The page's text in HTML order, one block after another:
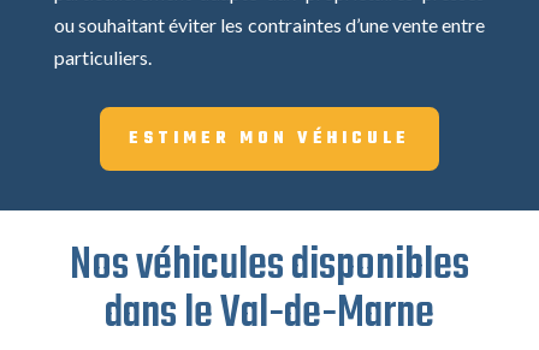
ou souhaitant éviter les contraintes d’une vente entre
particuliers.
ESTIMER MON VÉHICULE
Nos véhicules disponibles
dans le Val-de-Marne